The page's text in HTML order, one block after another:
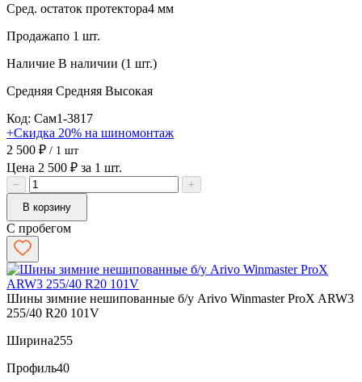
Сред. остаток протектора4 мм
Продажапо 1 шт.
Наличие В наличии (1 шт.)
Средняя Средняя Высокая
Код: Сам1-3817
+Скидка 20% на шиномонтаж
2 500 ₽ / 1 шт
Цена 2 500 ₽ за 1 шт.
−
+
В корзину
С пробегом
Шины зимние нешипованные б/у Arivo Winmaster ProX ARW3
255/40 R20 101V
Ширина255
Профиль40